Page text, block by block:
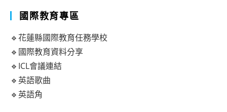
國際教育專區
🔹花蓮縣國際教育任務學校
🔹國際教育資料分享
🔹ICL會議連結
🔹英語歌曲
🔹英語角